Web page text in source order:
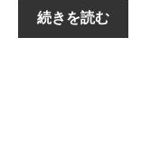
続きを読む